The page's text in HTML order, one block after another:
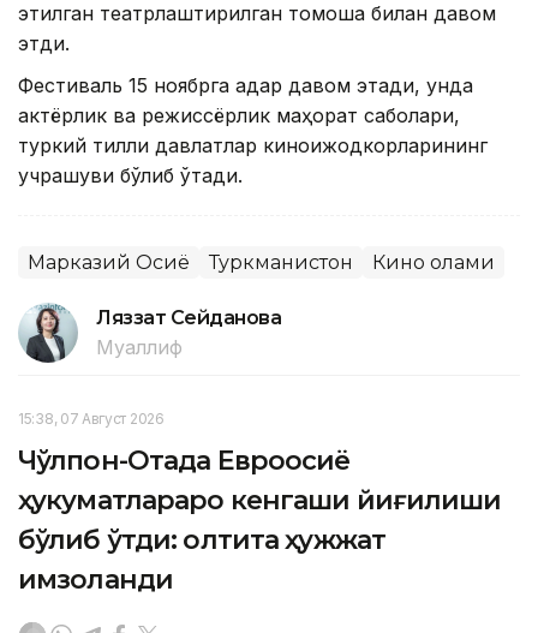
этилган театрлаштирилган томоша билан давом
этди.
Фестиваль 15 ноябрга қадар давом этади, унда
актёрлик ва режиссёрлик маҳорат сабоқлари,
туркий тилли давлатлар киноижодкорларининг
учрашуви бўлиб ўтади.
Марказий Осиё Туркманистон Кино олами
Ляззат Сейданова
Муаллиф
15:38, 07 Август 2026
Чўлпон-Отада Евроосиё
ҳукуматлараро кенгаши йиғилиши
бўлиб ўтди: олтита ҳужжат
имзоланди